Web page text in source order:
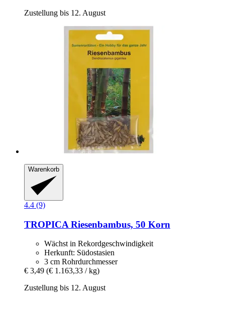
Zustellung bis 12. August
Warenkorb
4.4 (9)
TROPICA Riesenbambus, 50 Korn
Wächst in Rekordgeschwindigkeit
Herkunft: Südostasien
3 cm Rohrdurchmesser
€ 3,49 (€ 1.163,33 / kg)
Zustellung bis 12. August